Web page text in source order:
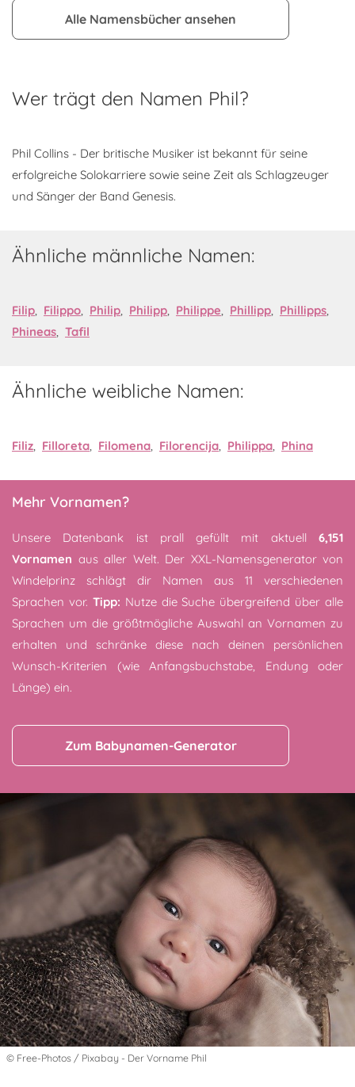
Alle Namensbücher ansehen
Wer trägt den Namen Phil?
Phil Collins - Der britische Musiker ist bekannt für seine
erfolgreiche Solokarriere sowie seine Zeit als Schlagzeuger
und Sänger der Band Genesis.
Ähnliche männliche Namen:
Filip, Filippo, Philip, Philipp, Philippe, Phillipp, Phillipps,
Phineas, Tafil
Ähnliche weibliche Namen:
Filiz, Filloreta, Filomena, Filorencija, Philippa, Phina
Mehr Vornamen?
Unsere Datenbank ist prall gefüllt mit aktuell 6,151
Vornamen aus aller Welt. Der XXL-Namensgenerator von
Windelprinz schlägt dir Namen aus 11 verschiedenen
Sprachen vor. Tipp: Nutze die Suche übergreifend über alle
Sprachen um die größtmögliche Auswahl an Vornamen zu
erhalten und schränke diese nach deinen persönlichen
Wunsch-Kriterien (wie Anfangsbuchstabe, Endung oder
Länge) ein.
Zum Babynamen-Generator
© Free-Photos / Pixabay - Der Vorname Phil